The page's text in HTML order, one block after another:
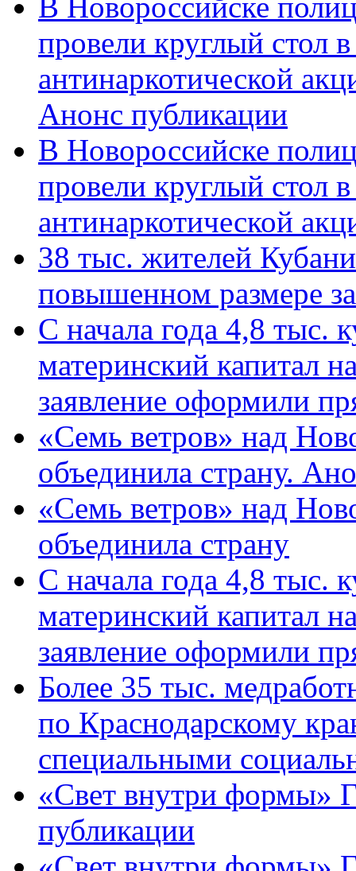
провели круглый стол
антинаркотической
Анонс публикации
В Новороссийске
провели круглый стол
антинаркотической
38 тыс. жителей
повышенном размере
С начала года 4,8 тыс.
материнский капитал
заявление оформили
«Семь ветров» над
объединила страну.
«Семь ветров» над
объединила страну
С начала года 4,8 тыс.
материнский капитал
заявление оформили
Более 35 тыс.
по Краснодарскому
специальными
«Свет внутри формы»
публикации